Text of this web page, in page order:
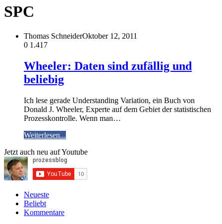
SPC
Thomas SchneiderOktober 12, 2011
0 1.417
Wheeler: Daten sind zufällig und
beliebig
Ich lese gerade Understanding Variation, ein Buch von
Donald J. Wheeler, Experte auf dem Gebiet der statistischen
Prozesskontrolle. Wenn man…
Weiterlesen...
Jetzt auch neu auf Youtube
Neueste
Beliebt
Kommentare